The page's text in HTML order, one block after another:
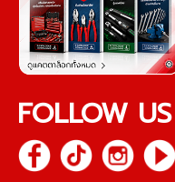
FOLLOW US